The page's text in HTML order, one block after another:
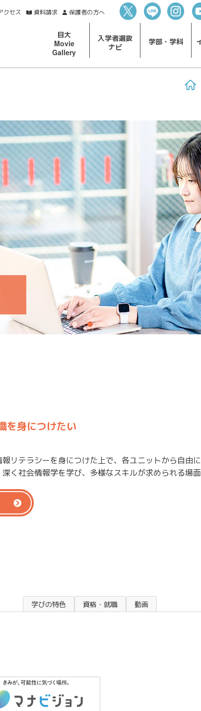
クセス 資料請求 保護者の方へ
目大
Movie
Gallery
入学者選抜
ナビ
学部・ 学科
を身につけたい
リテラシーを身につけた上で、各ユニットから自由
く社会情報学を学び、多様なスキルが求められる場面
学びの特色 資格・就職 動画